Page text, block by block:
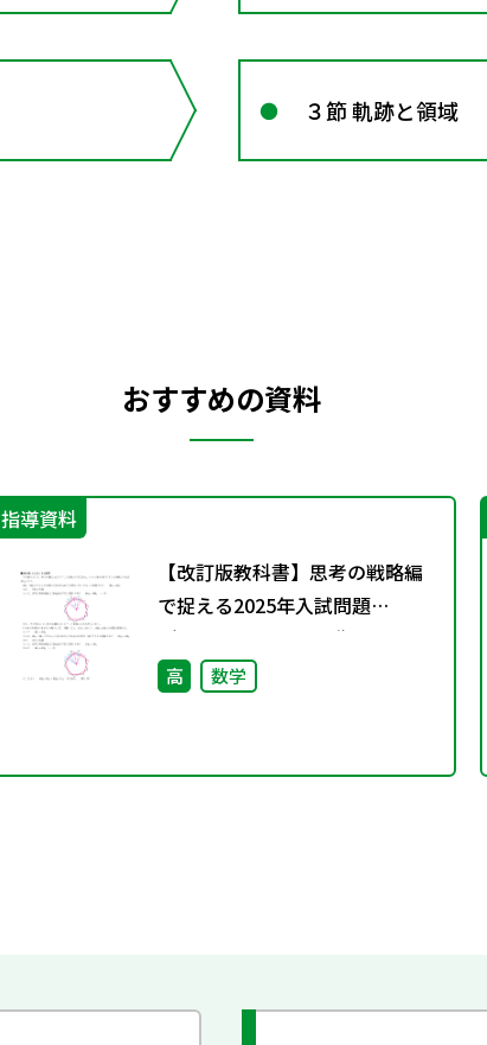
３節 軌跡と領域
おすすめの資料
指導資料
【改訂版教科書】思考の戦略編
で捉える2025年入試問題
（Advancedシリーズ）
高 数学